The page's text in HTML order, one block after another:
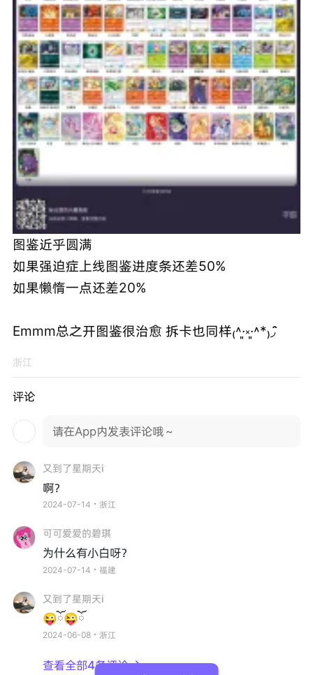
图鉴近乎圆满
如果强迫症上线图鉴进度条还差50%
如果懒惰一点还差20%
Emmm总之开图鉴很治愈 拆卡也同样₍˄·͈༝·͈˄*₎◞ ̑̑
浙江
评论
请在App内发表评论哦～
又到了星期天i
啊？
2024-07-14・浙江
可可爱爱的碧琪
为什么有小白呀？
2024-07-14・福建
又到了星期天i
😜ོ😜ོ
2024-06-08・浙江
查看全部4条评论 